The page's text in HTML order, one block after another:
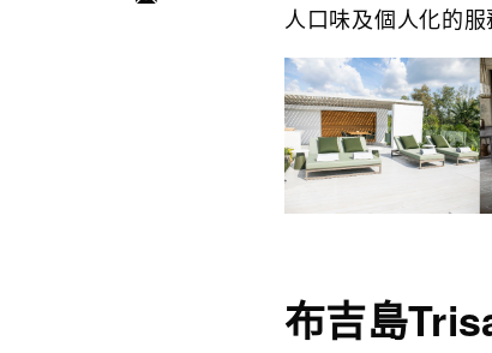
人口味及個人化的服
布吉島